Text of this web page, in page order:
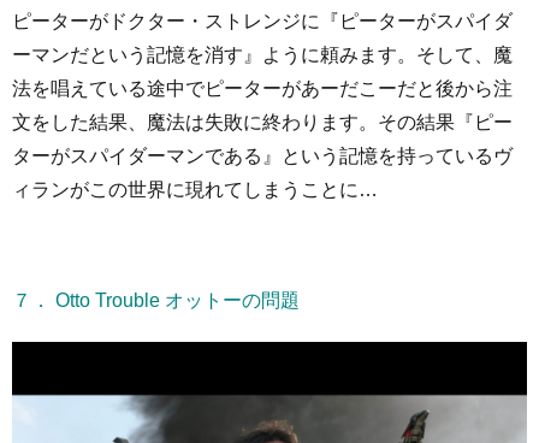
ピーターがドクター・ストレンジに『ピーターがスパイダ
ーマンだという記憶を消す』ように頼みます。そして、魔
法を唱えている途中でピーターがあーだこーだと後から注
文をした結果、魔法は失敗に終わります。その結果『ピー
ターがスパイダーマンである』という記憶を持っているヴ
ィランがこの世界に現れてしまうことに…
７． Otto Trouble オットーの問題